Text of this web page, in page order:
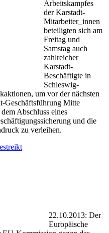
Arbeitskampfes
der Karstadt-
Mitarbeiter_innen
beteiligten sich am
Freitag und
Samstag auch
zahlreicher
Karstadt-
Beschäftigte in
Schleswig-
um vor der nächsten
Geschäftsführung Mitte
Abschluss eines
und die
zu verleihen.
22.10.2013: Der
Europäische